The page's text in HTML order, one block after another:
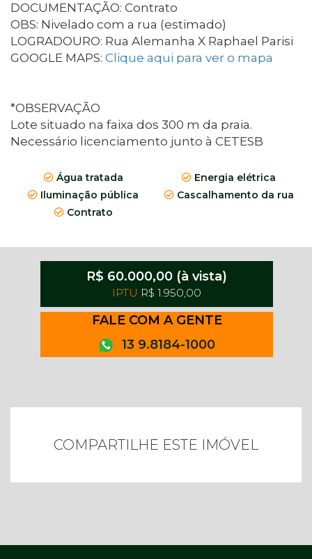
DOCUMENTAÇÃO: Contrato
OBS: Nivelado com a rua (estimado)
LOGRADOURO: Rua Alemanha X Raphael Parisi
GOOGLE MAPS: Clique aqui para ver o mapa
*OBSERVAÇÃO
​​​​Lote situado na faixa dos 300 m da praia.
Necessário licenciamento junto à CETESB
Água tratada
Energia elétrica
Iluminação pública
Cascalhamento da rua
Contrato
R$ 60.000,00 (à vista)
IPTU R$ 1.950,00
FALE COM A GENTE
13 9.8184-1000
COMPARTILHE ESTE IMÓVEL